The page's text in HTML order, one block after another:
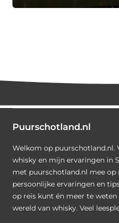
Puurschotland.nl
Welkom op puurschotland.nl.
whisky en mijn ervaringen in
met puurschotland.nl mee op
persoonlijke ervaringen en
op reis kunt én meer te
wereld van whisky. Veel